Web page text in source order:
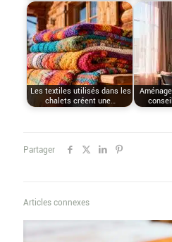
Les textiles utilisés dans les
chalets créent une…
Partager
Articles connexes